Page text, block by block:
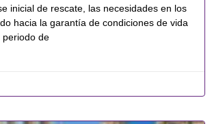
inicial de rescate, las necesidades en los
hacia la garantía de condiciones de vida
periodo de